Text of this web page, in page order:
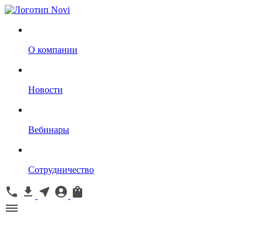
О компании
Новости
Вебинары
Сотрудничество